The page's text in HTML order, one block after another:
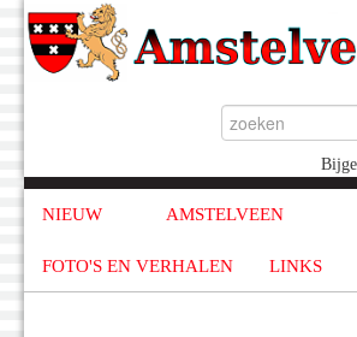
NIEUW AMSTELVEEN
FOTO'S EN VERHALEN LINKS